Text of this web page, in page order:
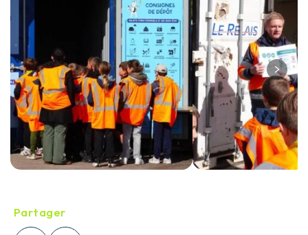
Partager